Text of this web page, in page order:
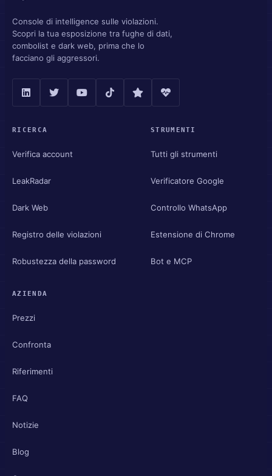
Console di intelligence sulle violazioni.
Scopri la tua esposizione tra fughe di dati,
combolist e dark web, prima che lo
facciano gli aggressori.
RICERCA
Verifica account
LeakRadar
Dark Web
Registro delle violazioni
Robustezza della password
STRUMENTI
Tutti gli strumenti
Verificatore Google
Controllo WhatsApp
Estensione di Chrome
Bot e MCP
AZIENDA
Prezzi
Confronta
Riferimenti
FAQ
Notizie
Blog